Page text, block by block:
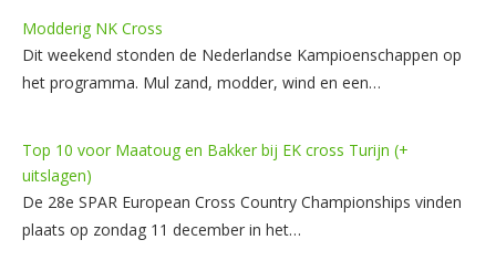
Modderig NK Cross
Dit weekend stonden de Nederlandse Kampioenschappen op
het programma. Mul zand, modder, wind en een…
Top 10 voor Maatoug en Bakker bij EK cross Turijn (+
uitslagen)
De 28e SPAR European Cross Country Championships vinden
plaats op zondag 11 december in het…